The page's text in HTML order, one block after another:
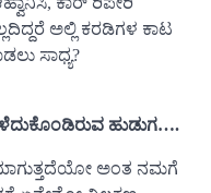
ಅಲ್ಲಿ ಕರಡಿಗಳ ಕಾಟ
ಸಾಧ್ಯ?
ಹುಡುಗ….
ಅಂತ ನಮಗೆ